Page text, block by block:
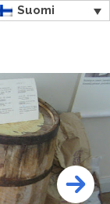
Suomi